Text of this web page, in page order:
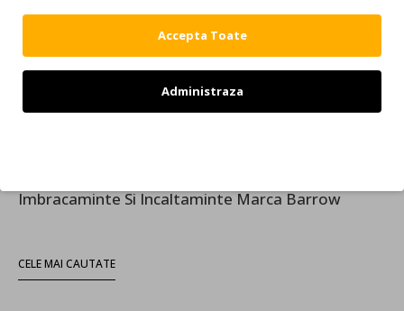
Hanorac BARROW, graphic hoodie, Black
944,00 RON 1.349,00 RON
BARROW
Camasa BARROW, Used Effect Cotton ShirtUsed Effect Cotton Shirt
524,00 RON 749,00 RON
1 2
3
Imbracaminte Si Incaltaminte Marca Barrow
CELE MAI CAUTATE
Accepta Toate
Administraza